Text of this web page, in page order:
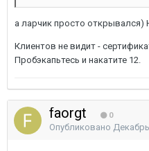
а ларчик просто открывался)
Клиентов не видит -
Пробэкапьтесь и накатите 12.
faorgt 0
Опубликовано